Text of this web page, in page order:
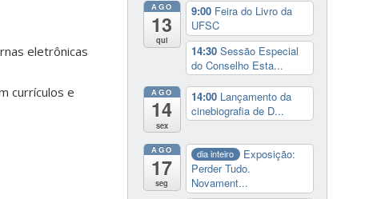
eletrônicas
currículos e
AGO
13
qui
9:00 Feira do Livro da
UFSC
14:30 Sessão Especial
do Conselho Esta...
AGO
14
sex
14:00 Lançamento da
cinebiografia de D...
AGO
17
seg
dia inteiro
Exposição:
Perder Tudo.
Novament...